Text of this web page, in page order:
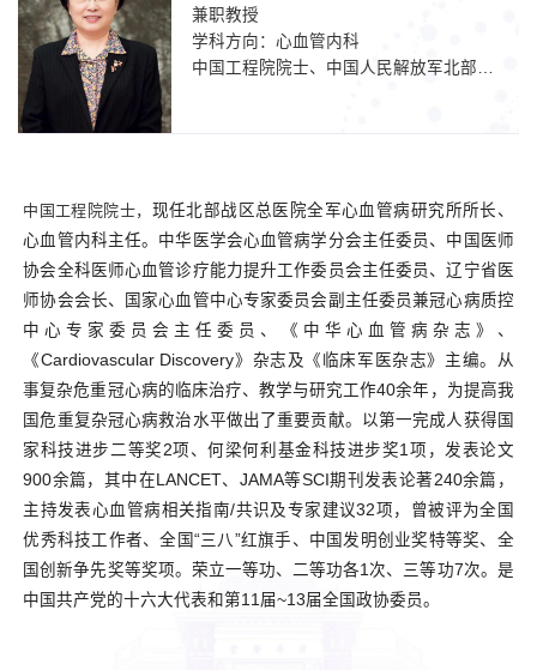
兼职教授
学科方向：心血管内科
中国工程院院士， 现任北部战区总医院全军心血管病研究所所长、
心血管内科主任。中华医学会心血管病学分会主任委员、中国医师
协会全科医师心血管诊疗能力提升工作委员会主任委员、辽宁省医
师协会会长、国家心血管中心专家委员会副主任委员兼冠心病质控
中心专家委员会主任委员、《中华心血管病杂志》、
《Cardiovascular Discovery》杂志及《临床军医杂志》主编。从
事复杂危重冠心病的临床治疗、教学与研究工作40余年，为提高我
国危重复杂冠心病救治水平做出了重要贡献。以第一完成人获得国
家科技进步二等奖2项、何梁何利基金科技进步奖1项，发表论文
900余篇，其中在LANCET、JAMA等SCI期刊发表论著240余篇，
主持发表心血管病相关指南/共识及专家建议32项，曾被评为全国
优秀科技工作者、全国“三八”红旗手、中国发明创业奖特等奖、全
国创新争先奖等奖项。荣立一等功、二等功各1次、三等功7次。是
中国共产党的十六大代表和第11届~13届全国政协委员。